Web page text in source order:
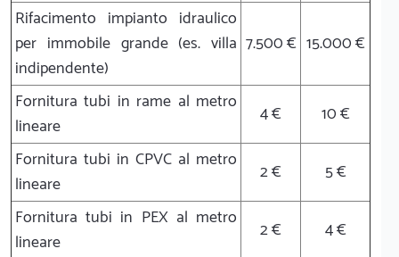
Rifacimento impianto idraulico
per immobile grande (es. villa
indipendente)
7.500 € 15.000 €
Fornitura tubi in rame al metro
lineare
4 €
10 €
Fornitura tubi in CPVC al metro
lineare
2 €
5 €
Fornitura tubi in PEX al metro
lineare
2 €
4 €